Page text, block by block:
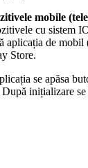
mobile
cu sistem
aplicația de
Store.
se apăsa
inițializare